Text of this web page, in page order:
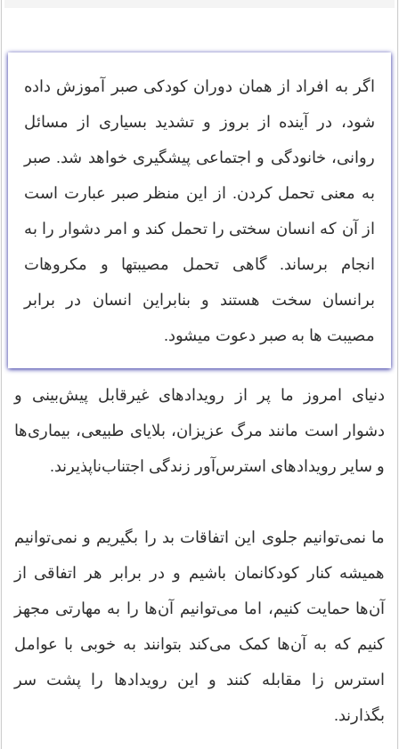
اگر به افراد از همان دوران کودکی صبر آموزش داده
شود، در آینده از بروز و تشدید بسیاری از مسائل
روانی، خانودگی و اجتماعی پیشگیری خواهد شد. صبر
به معنی تحمل کردن. از این منظر صبر عبارت است
از آن که انسان سختی را تحمل کند و امر دشوار را به
انجام برساند. گاهی تحمل مصیبتها و مکروهات
برانسان سخت هستند و بنابراین انسان در برابر
مصیبت ها به صبر دعوت میشود.
دنیای امروز ما پر از رویداد‌های غیرقابل پیش‌بینی و
دشوار است مانند مرگ عزیزان، بلایای طبیعی، بیماری‌ها
و سایر رویداد‌های استرس‌آور زندگی اجتناب‌ناپذیرند.
ما نمی‌توانیم جلوی این اتفاقات بد را بگیریم و نمی‌توانیم
همیشه کنار کودکانمان باشیم و در برابر هر اتفاقی از
آن‌ها حمایت کنیم، اما می‌توانیم آن‌ها را به مهارتی مجهز
کنیم که به آن‌ها کمک می‌کند بتوانند به خوبی با عوامل
استرس زا مقابله کنند و این رویداد‌ها را پشت سر
بگذارند.